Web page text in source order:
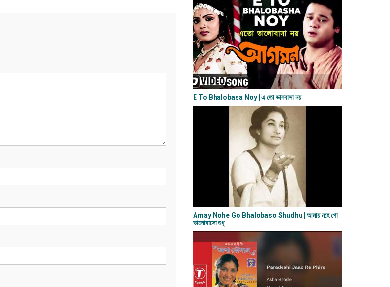
E To Bhalobasa Noy | এ তো ভালবাসা ন​য়
Amay Nohe Go Bhalobaso Shudhu | আমায় নহে গো
ভালোবাসো শুধু